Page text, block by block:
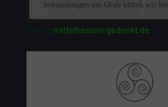
mittelhessen-gedenkt.de